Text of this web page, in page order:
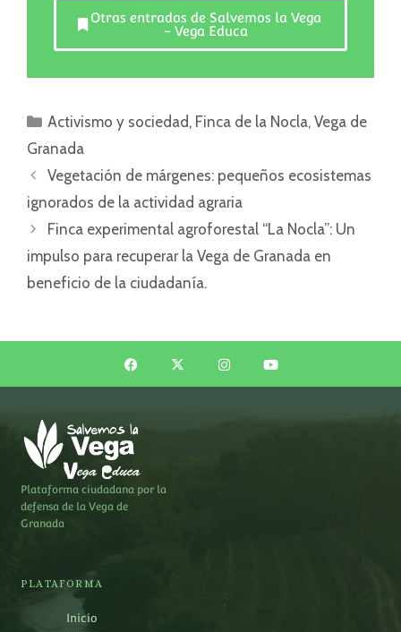
Otras entradas de Salvemos la Vega
- Vega Educa
Activismo y sociedad, Finca de la Nocla,Vega de
Granada
Vegetación de márgenes: pequeños ecosistemas
ignorados de la actividad agraria
Finca experimental agroforestal “La Nocla”: Un
impulso para recuperar la Vega de Granada en
beneficio de la ciudadanía.
Plataforma ciudadana por la
defensa de la Vega de
Granada
PLATAFORMA
Inicio